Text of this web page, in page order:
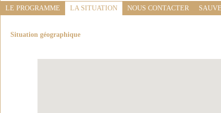
LE PROGRAMME LA SITUATION NOUS CONTACTER
Situation géographique